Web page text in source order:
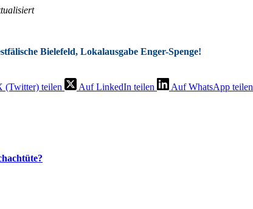
Bielefeld, Lokalausgabe Enger-Spenge!
(Twitter) teilen Auf LinkedIn teilen Auf WhatsApp teilen